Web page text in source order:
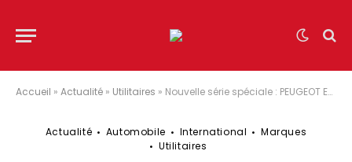
Accueil » Actualité » Utilitaires » Nouvelle série spéciale : PEUGEOT Expert Tech Edition
Actualité Automobile International
Marques
Utilitaires